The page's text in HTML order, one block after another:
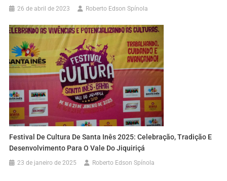
26 de abril de 2023 Roberto Edson Spínola
Festival De Cultura De Santa Inês 2025: Celebração, Tradição E
Desenvolvimento Para O Vale Do Jiquiriçá
23 de janeiro de 2025 Roberto Edson Spínola